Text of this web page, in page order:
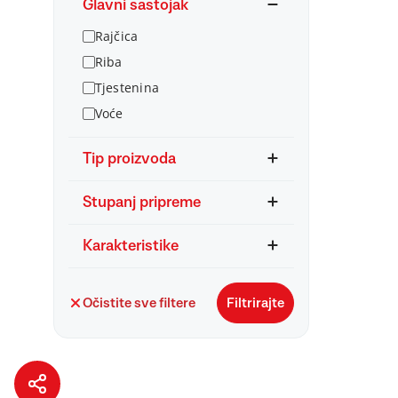
Glavni sastojak
Rajčica
Riba
Tjestenina
Voće
Tip proizvoda
Stupanj pripreme
Karakteristike
Očistite sve filtere Filtrirajte